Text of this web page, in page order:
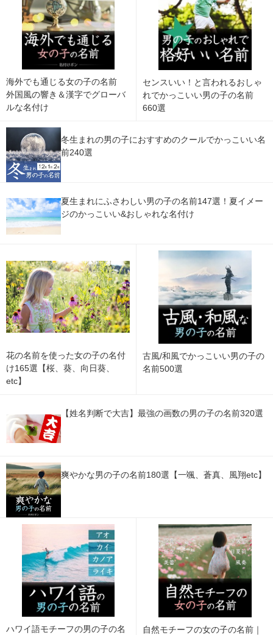
海外でも通じる女の子の名前
外国風の響き＆漢字でグローバ
ルな名付け
センスいい！と言われるおしゃ
れでかっこいい男の子の名前
660選
冬生まれの男の子におすすめのクールでかっこいい名
前240選
夏生まれにふさわしい男の子の名前147選！夏イメー
ジのかっこいい&おしゃれな名付け
花の名前を使った女の子の名付
け165選【桜、葵、向日葵、
etc】
古風/和風でかっこいい男の子の
名前500選
【姓名判断で大吉】最強の画数の男の子の名前320選
爽やかな男の子の名前180選【一颯、蒼真、風翔etc】
ハワイ語モチーフの男の子の名
自然モチーフの女の子の名前｜